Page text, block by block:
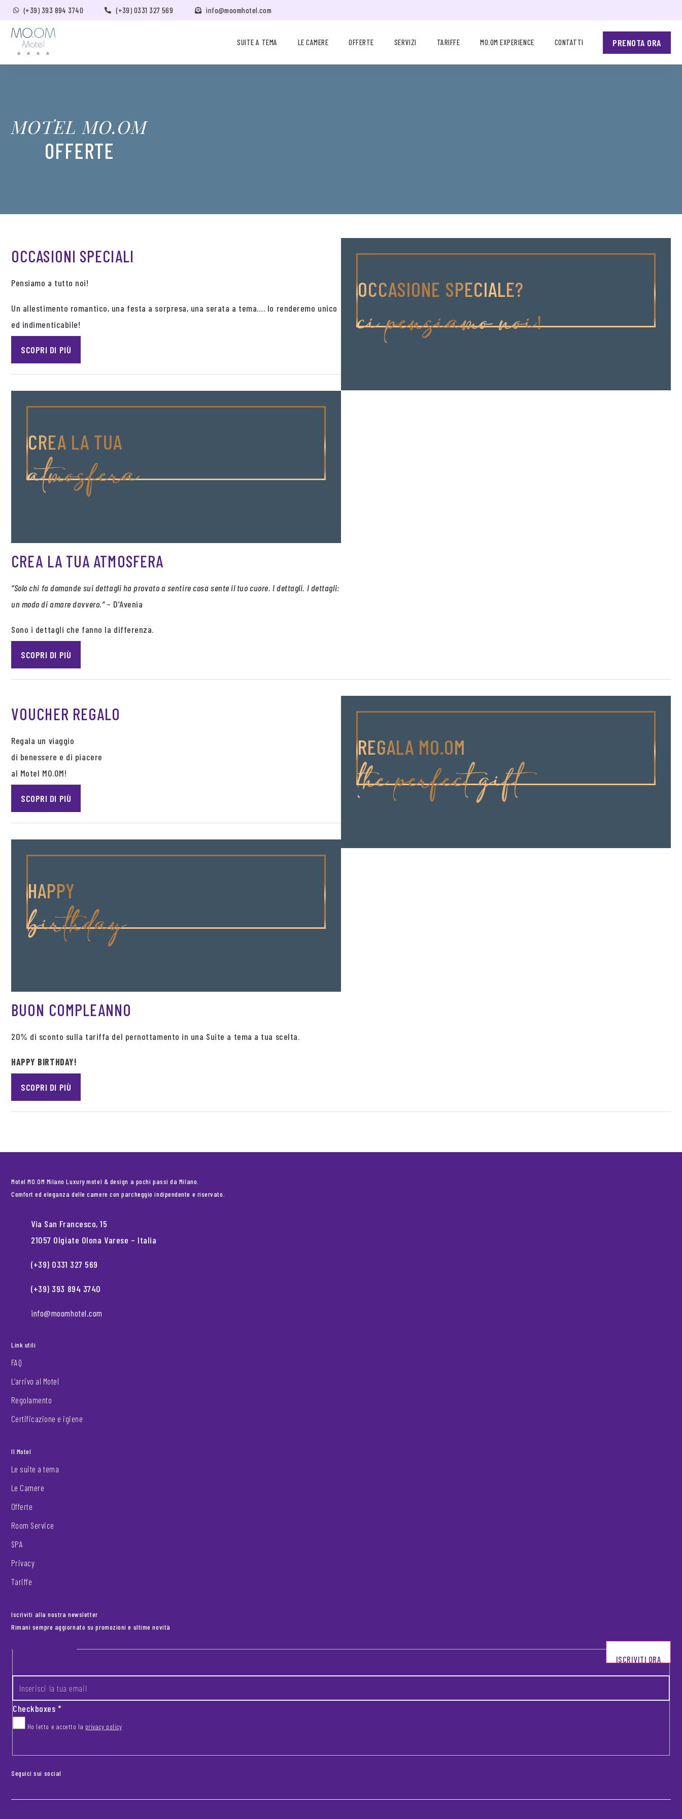
(+39) 393 894 3740 (+39) 0331 327 569 info@moomhotel.com
SUITE A TEMA LE CAMERE OFFERTE SERVIZI TARIFFE MO.OM EXPERIENCE CONTATTI PRENOTA ORA
MOTEL MO.OM
OFFERTE
OCCASIONE SPECIALE?
ci pensiamo noi!
OCCASIONI SPECIALI
Pensiamo a tutto noi!
Un allestimento romantico, una festa a sorpresa, una serata a tema…. lo renderemo unico
ed indimenticabile!
SCOPRI DI PIÙ
CREA LA TUA
atmosfera
CREA LA TUA ATMOSFERA
“Solo chi fa domande sui dettagli ha provato a sentire cosa sente il tuo cuore. I dettagli. I dettagli:
un modo di amare davvero.”– D’Avenia
Sono i dettagli che fanno la differenza.
SCOPRI DI PIÙ
REGALA MO.OM
the perfect gift
VOUCHER REGALO
Regala un viaggio
di benessere e di piacere
al Motel MO.OM!
SCOPRI DI PIÙ
HAPPY
birthday
BUON COMPLEANNO
20% di sconto sulla tariffa del pernottamento in una Suite a tema a tua scelta.
HAPPY BIRTHDAY!
SCOPRI DI PIÙ
Motel MO.OM Milano Luxury motel & design a pochi passi da Milano.
Comfort ed eleganza delle camere con parcheggio indipendente e riservato.
Via San Francesco, 15
21057 Olgiate Olona Varese – Italia
(+39) 0331 327 569
(+39) 393 894 3740
info@moomhotel.com
Link utili
FAQ
L’arrivo al Motel
Regolamento
Certificazione e igiene
Il Motel
Le suite a tema
Le Camere
Offerte
Room Service
SPA
Privacy
Tariffe
Iscriviti alla nostra newsletter
Rimani sempre aggiornato su promozioni e ultime novità
Footer newsletter
Checkboxes*
Ho letto e accetto la privacy policy
ISCRIVITI ORA
Seguici sui social